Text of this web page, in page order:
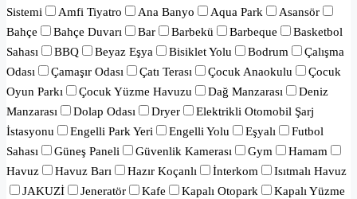
Sistemi
Amfi Tiyatro Ana Banyo Aqua Park
Asansör
Bahçe
Bahçe Duvarı Bar Barbekü Barbeque
Basketbol
Sahası
BBQ Beyaz Eşya Bisiklet Yolu Bodrum
Çalışma
Odası
Çamaşır Odası Çatı Terası Çocuk Anaokulu
Çocuk
Oyun Parkı
Çocuk Yüzme Havuzu Dağ Manzarası
Deniz
Manzarası
Dolap Odası Dryer
Elektrikli Otomobil Şarj
İstasyonu
Engelli Park Yeri Engelli Yolu Eşyalı
Futbol
Sahası
Güneş Paneli Güvenlik Kamerası Gym
Hamam
Havuz
Havuz Barı Hazır Koçanlı İnterkom
Isıtmalı Havuz
JAKUZİ
Jeneratör Kafe Kapalı Otopark
Kapalı Yüzme